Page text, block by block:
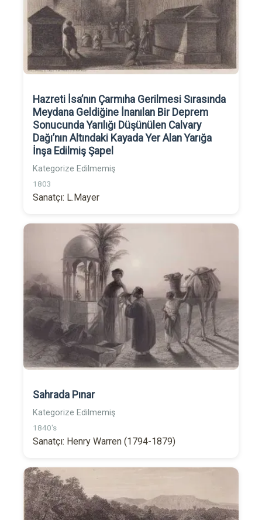
Hazreti İsa’nın Çarmıha Gerilmesi Sırasında
Meydana Geldiğine İnanılan Bir Deprem
Sonucunda Yarılığı Düşünülen Calvary
Dağı’nın Altındaki Kayada Yer Alan Yarığa
İnşa Edilmiş Şapel
Kategorize Edilmemiş
1803
Sanatçı: L.Mayer
Sahrada Pınar
Kategorize Edilmemiş
1840's
Sanatçı: Henry Warren (1794-1879)